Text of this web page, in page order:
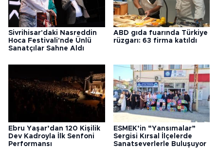
Sivrihisar'daki Nasreddin
Hoca Festivali'nde Ünlü
Sanatçılar Sahne Aldı
ABD gıda fuarında Türkiye
rüzgarı: 63 firma katıldı
Ebru Yaşar’dan 120 Kişilik
Dev Kadroyla İlk Senfoni
Performansı
ESMEK’in “Yansımalar”
Sergisi Kırsal İlçelerde
Sanatseverlerle Buluşuyor